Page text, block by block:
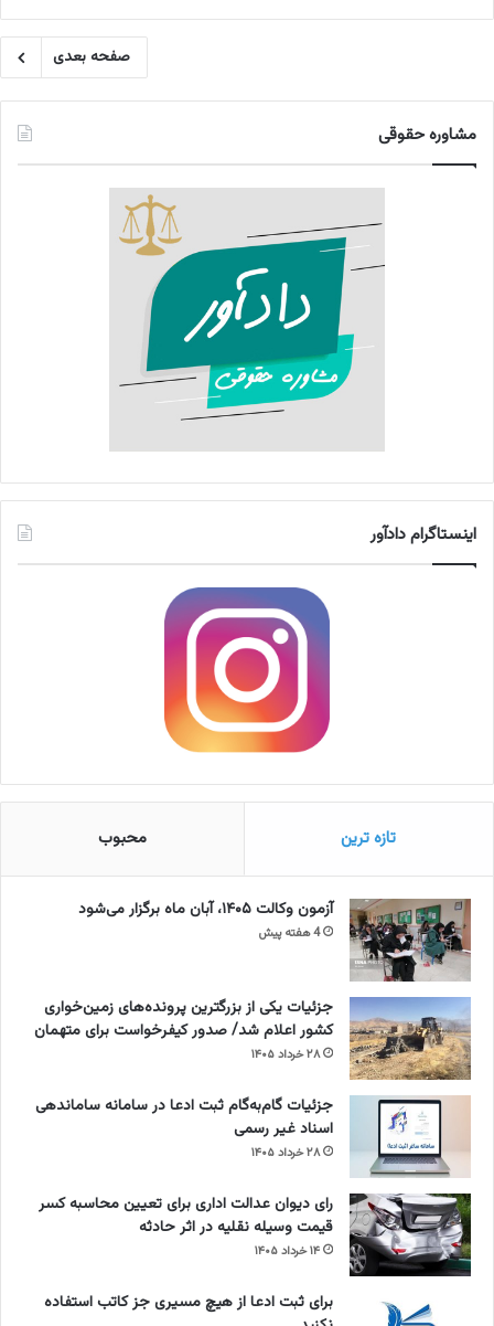
صفحه بعدی
مشاوره حقوقی
اینستاگرام دادآور
تازه ترین محبوب
آزمون وکالت ۱۴۰۵، آبان ماه برگزار می‌شود
4 هفته پیش
جزئیات یکی از بزرگترین پرونده‌های زمین‌خواری
کشور اعلام شد/ صدور کیفرخواست برای متهمان
۲۸ خرداد ۱۴۰۵
جزئیات گام‌به‌گام ثبت ادعا در سامانه ساماندهی
اسناد غیر رسمی
۲۸ خرداد ۱۴۰۵
رای دیوان عدالت اداری برای تعیین محاسبه کسر
قیمت وسیله نقلیه در اثر حادثه
۱۴ خرداد ۱۴۰۵
برای ثبت ادعا از هیچ مسیری جز کاتب استفاده